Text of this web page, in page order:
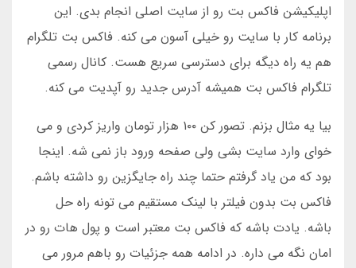
اپلیکیشن فاکس بت رو از سایت اصلی انجام بدی. این
برنامه کار با سایت رو خیلی آسون می کنه. فاکس بت تلگرام
هم یه راه دیگه برای دسترسی سریع هست. کانال رسمی
تلگرام فاکس بت همیشه آدرس جدید رو آپدیت می کنه.
بیا یه مثال بزنم. تصور کن ۱۰۰ هزار تومان واریز کردی و می
خوای وارد سایت بشی ولی صفحه ورود باز نمی شه. اینجا
بود که من یاد گرفتم حتما چند راه جایگزین رو داشته باشم.
فاکس بت بدون فیلتر با لینک مستقیم می تونه راه حل
باشه. یادت باشه که فاکس بت معتبر است و پول هات رو در
امان نگه می داره. در ادامه همه جزئیات رو باهم مرور می